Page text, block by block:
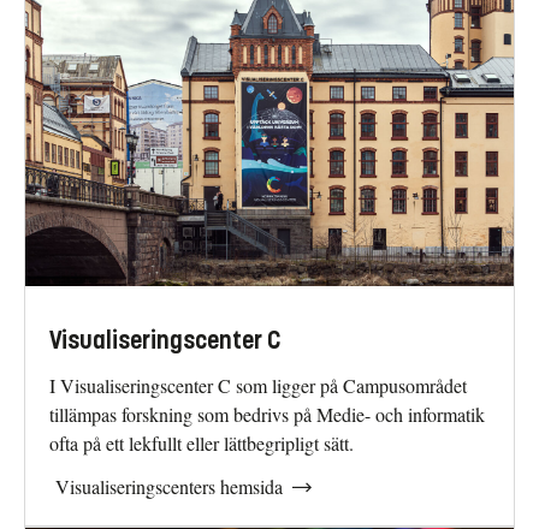
Visualiseringscenter C
I Visualiseringscenter C som ligger på Campusområdet
tillämpas forskning som bedrivs på Medie- och informatik
ofta på ett lekfullt eller lättbegripligt sätt.
Visualiseringscenters hemsida